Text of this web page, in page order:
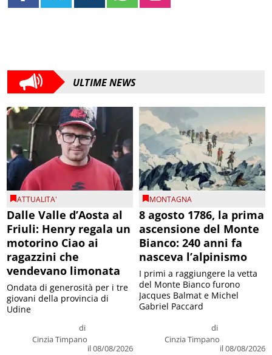
ULTIME NEWS
ATTUALITA'
Dalle Valle d’Aosta al
Friuli: Henry regala un
motorino Ciao ai
ragazzini che
vendevano limonata
di
Cinzia Timpano
il 08/08/2026
Ondata di generosità per i tre
giovani della provincia di
Udine
MONTAGNA
8 agosto 1786, la prima
ascensione del Monte
Bianco: 240 anni fa
nasceva l’alpinismo
di
Cinzia Timpano
il 08/08/2026
I primi a raggiungere la vetta
del Monte Bianco furono
Jacques Balmat e Michel
Gabriel Paccard